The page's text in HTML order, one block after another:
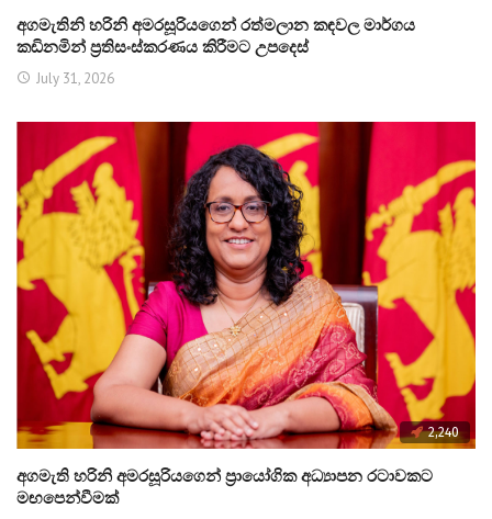
අගමැතිනි හරිනි අමරසූරියගෙන් රත්මලාන කඳවල මාර්ගය
කඩිනමින් ප්‍රතිසංස්කරණය කිරීමට උපදෙස්
July 31, 2026
2,240
අගමැති හරිනි අමරසූරියගෙන් ප්‍රායෝගික අධ්‍යාපන රටාවකට
මඟපෙන්වීමක්